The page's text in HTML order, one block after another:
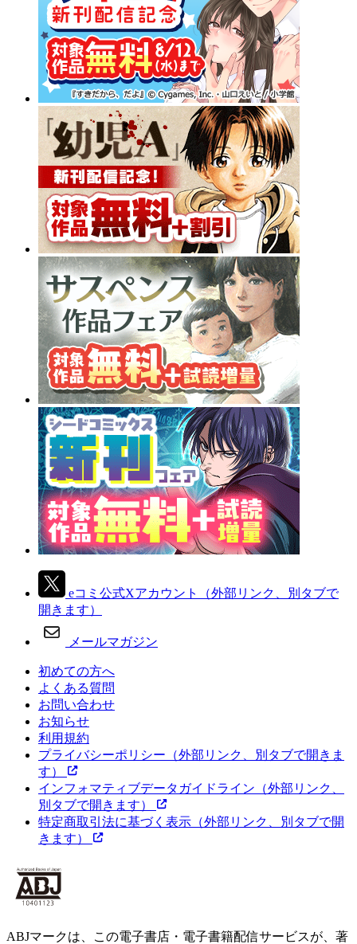
eコミ公式Xアカウント
（外部リンク、別タブで
開きます）
メールマガジン
初めての方へ
よくある質問
お問い合わせ
お知らせ
利用規約
プライバシーポリシー （外部リンク、別タブで開きま
す）
インフォマティブデータガイドライン （外部リンク、
別タブで開きます）
特定商取引法に基づく表示 （外部リンク、別タブで開
きます）
ABJマークは、この電子書店・電子書籍配信サービスが、著